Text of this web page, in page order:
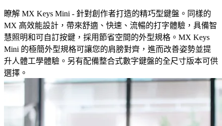
瞭解 MX Keys Mini - 針對創作者打造的精巧型鍵盤。同樣的
MX 高效能設計，帶來舒適、快速、流暢的打字體驗，具備智
慧照明和可自訂按鍵，採用節省空間的外型規格。MX Keys
Mini 的極簡外型規格可讓您的肩膀對齊，進而改善姿勢並提
升人體工學體驗。另有配備整合式數字鍵盤的全尺寸版本可供
選擇。